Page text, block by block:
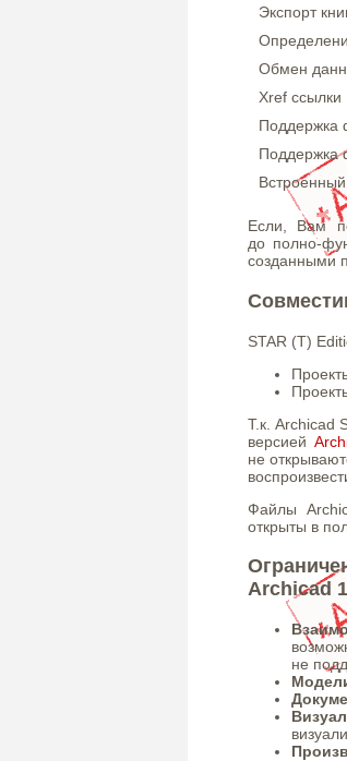
Экспорт
Обмен
Xref ссылки
Поддержка
Поддержка
Если, Вам
до полно-
созданными
STAR (T)
Т.к. Archicad
версией
не
Файлы
открыты в
Archicad
не